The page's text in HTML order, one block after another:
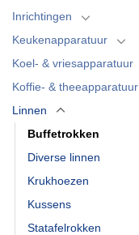
Inrichtingen
Keukenapparatuur
Koel- & vriesapparatuur
Koffie- & theeapparatuur
Linnen
Buffetrokken
Diverse linnen
Krukhoezen
Kussens
Statafelrokken